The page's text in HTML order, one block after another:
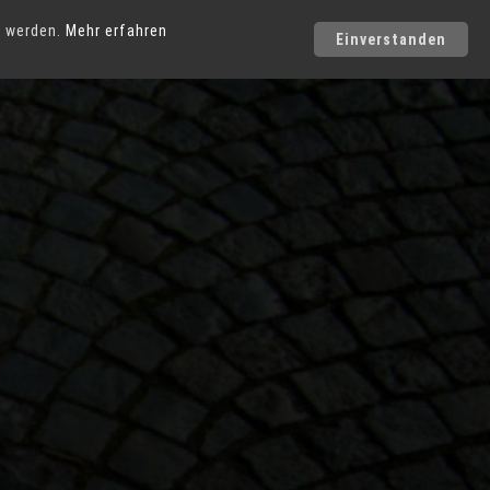
Einverstanden
Mehr erfahren
Städte
Photo-Service